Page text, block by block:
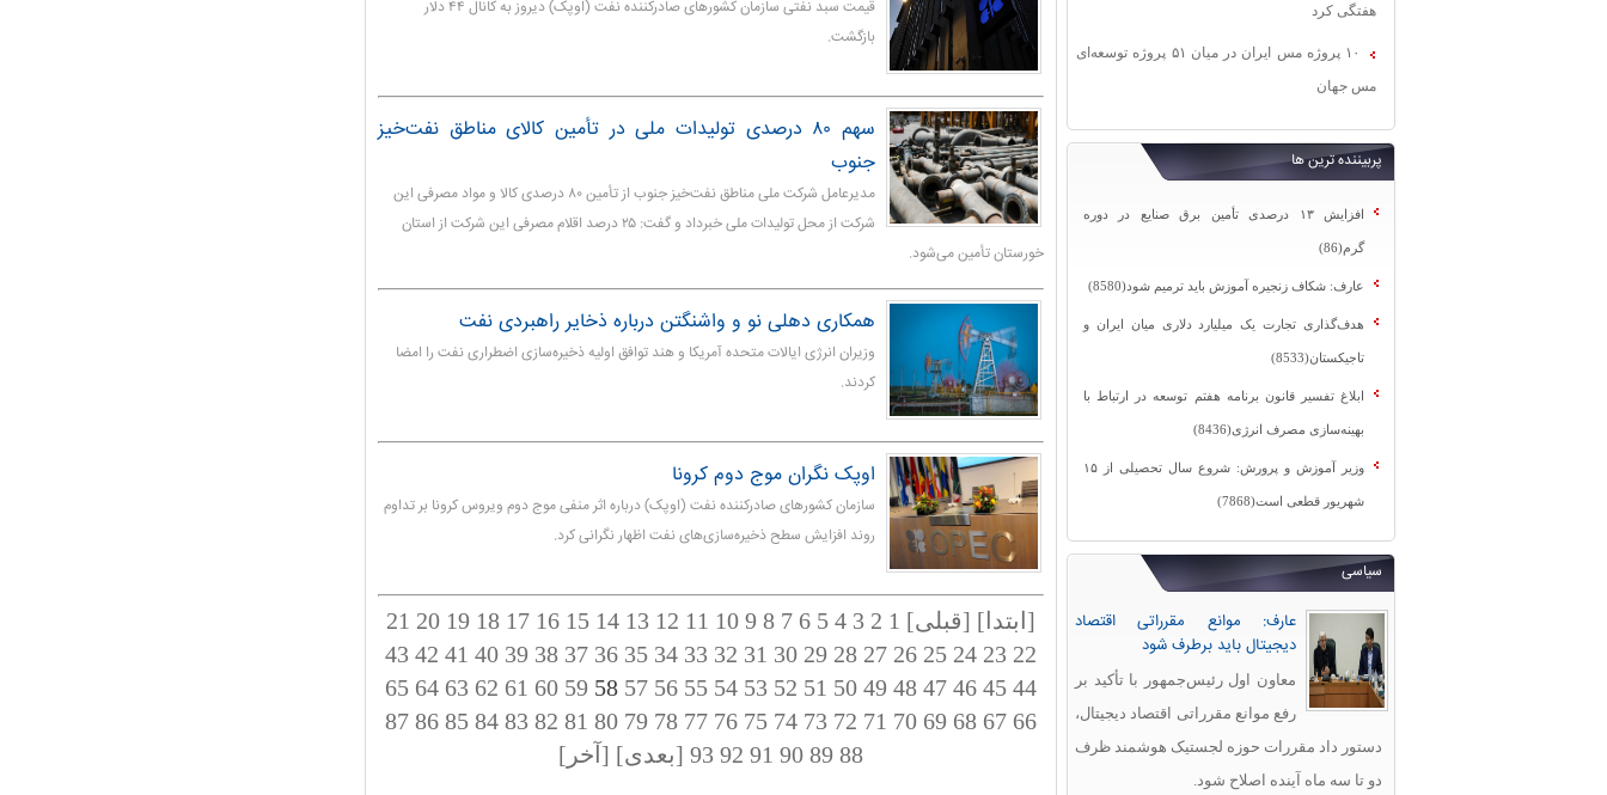
هفتگی کرد
۱۰ پروژه مس ایران در میان ۵۱ پروژه توسعه‌ای
مس جهان
پربیننده ترین ها
افزایش ۱۳ درصدی تأمین برق صنایع در دوره
گرم(86)
عارف: شکاف زنجیره آموزش باید ترمیم شود(8580)
هدف‌گذاری تجارت یک میلیارد دلاری میان ایران و
تاجیکستان(8533)
ابلاغ تفسیر قانون برنامه هفتم توسعه در ارتباط با
بهینه‌سازی مصرف انرژی(8436)
وزیر آموزش و پرورش: شروع سال تحصیلی از ۱۵
شهریور قطعی است(7868)
سیاسی
عارف: موانع مقرراتی اقتصاد
دیجیتال باید برطرف شود
معاون اول رئیس‌جمهور با تأکید بر
رفع موانع مقرراتی اقتصاد دیجیتال،
دستور داد مقررات حوزه لجستیک هوشمند ظرف
دو تا سه ماه آینده اصلاح شود.
قیمت سبد نفتی سازمان کشورهای صادرکننده نفت (اوپک) دیروز به کانال ۴۴ دلار
بازگشت.
سهم ۸۰ درصدی تولیدات ملی در تأمین کالای مناطق نفت‌خیز
جنوب
مدیرعامل شرکت ملی مناطق نفت‌خیز جنوب از تأمین ۸۰ درصدی کالا و مواد مصرفی این
شرکت از محل تولیدات ملی خبرداد و گفت: ۲۵ درصد اقلام مصرفی این شرکت از استان
خورستان تأمین می‌شود.
همکاری دهلی نو و واشنگتن درباره ذخایر راهبردی نفت
وزیران انرژی ایالات متحده آمریکا و هند توافق اولیه ذخیره‌سازی اضطراری نفت را امضا
کردند.
اوپک نگران موج دوم کرونا
سازمان کشورهای صادرکننده نفت (اوپک) درباره اثر منفی موج دوم ویروس کرونا بر تداوم
روند افزایش سطح ذخیره‌سازی‌های نفت اظهار نگرانی کرد.
[ابتدا] [قبلی] 1
2
3
4
5
6
7
8
9
10
11
12
13
14
15
16
17
18
19
20
21
22
23
24
25
26
27
28
29
30
31
32
33
34
35
36
37
38
39
40
41
42
43
44
45
46
47
48
49
50
51
52
53
54
55
56
57
59
60
61
62
63
64
65
66
67
68
69
70
71
72
73
74
75
76
77
78
79
80
81
82
83
84
85
86
87
88
89
90
91
92
93 [بعدی] [آخر]